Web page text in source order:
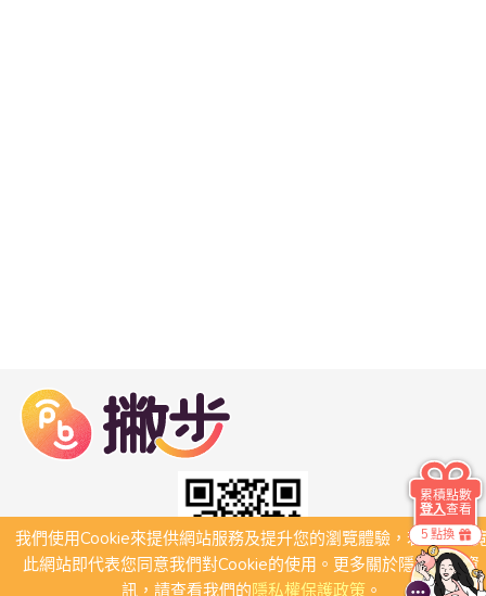
我們使用Cookie來提供網站服務及提升您的瀏覽體驗，若繼續瀏
此網站即代表您同意我們對Cookie的使用。更多關於隱私保護資
訊，請查看我們的隱私權保護政策。
5 點換
累積點數
登入查看